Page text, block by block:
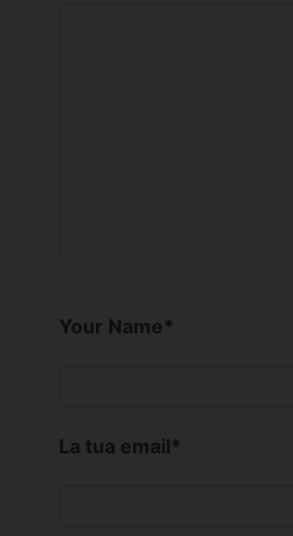
Your Name*
La tua email*